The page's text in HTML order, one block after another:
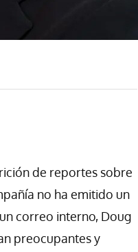
de reportes sobre
no ha emitido un
correo interno, Doug
preocupantes y